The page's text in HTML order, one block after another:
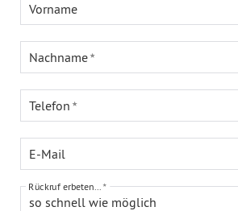
Vorname
Nachname
Telefon
E-Mail
so schnell wie möglich
Rückruf erbeten...